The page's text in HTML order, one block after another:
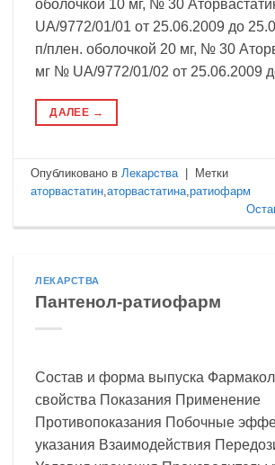
оболочкой 10 мг, № 30
UA/9772/01/01 от 25.06.2009 до
п/плен. оболочкой 20 мг, № 30
мг № UA/9772/01/02 от 25.06.2009
ДАЛЕЕ →
Опубликовано вЛекарства
Метки
аторвастатин,аторвастатина,ратиофарм
ЛЕКАРСТВА
Пантенол-ратиофарм
Состав и форма выпуска
свойства Показания Применение
Противопоказания Побочные
указания Взаимодействия